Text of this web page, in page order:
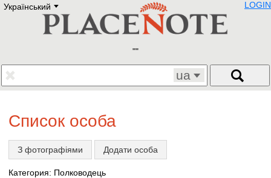
Український E
Deutsch
Francais
Polski
Eestikeelne
LOGIN
ua
Список особа
З фотографіями Додати особа
Категория: Полководець